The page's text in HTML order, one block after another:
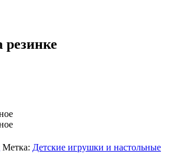
Метка: Детские игрушки и настольные